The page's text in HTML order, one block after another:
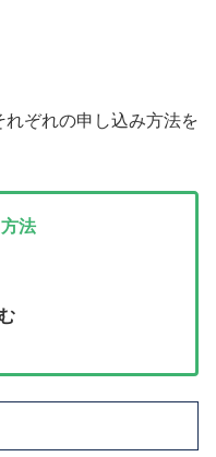
ぞれの申し込み方法を
法